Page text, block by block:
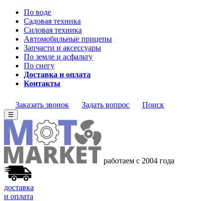
По воде
Садовая техника
Силовая техника
Автомобильные прицепы
Запчасти и аксессуары
По земле и асфальту
По снегу
Доставка и оплата
Контакты
Заказать звонок Задать вопрос Поиск
☰
работаем с 2004 года
доставка
и оплата